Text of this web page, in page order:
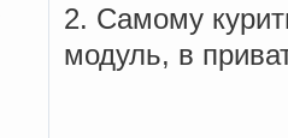
2. Самому
модуль, в